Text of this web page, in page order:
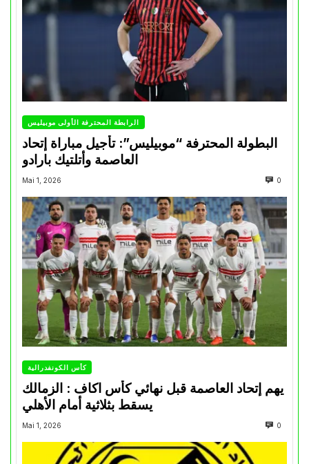
الرابطة المحترفة الأولى موبيليس
البطولة المحترفة “موبيليس”: تأجيل مباراة إتحاد
العاصمة وأتلتيك بارادو
Mai 1, 2026 0
كأس الكونفدرالية
يهم إتحاد العاصمة قبل نهائي كأس اكاف : الزمالك
Mai 1, 2026 0